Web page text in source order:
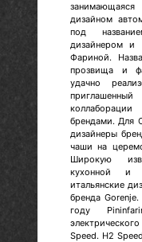
дизайном
под
дизайнером и
Фариной.
прозвища и
удачно
брендами. Для
дизайнеры
чаши на
Широкую
кухонной и
итальянские
бренда
году
Speed. H2